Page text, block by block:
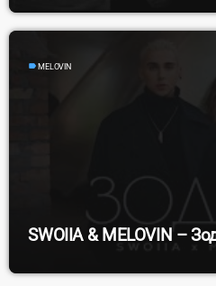
label MELOVIN
SWOIIA & MELOVIN –